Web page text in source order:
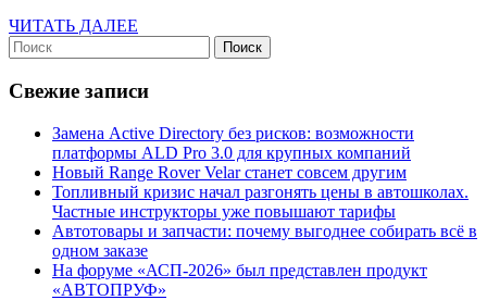
автомобиле
ВАЗ-2106
ЧИТАТЬ ДАЛЕЕ
Найти:
Свежие записи
Замена Active Directory без рисков: возможности
платформы ALD Pro 3.0 для крупных компаний
Новый Range Rover Velar станет совсем другим
Топливный кризис начал разгонять цены в автошколах.
Частные инструкторы уже повышают тарифы
Автотовары и запчасти: почему выгоднее собирать всё в
одном заказе
На форуме «АСП-2026» был представлен продукт
«АВТОПРУФ»